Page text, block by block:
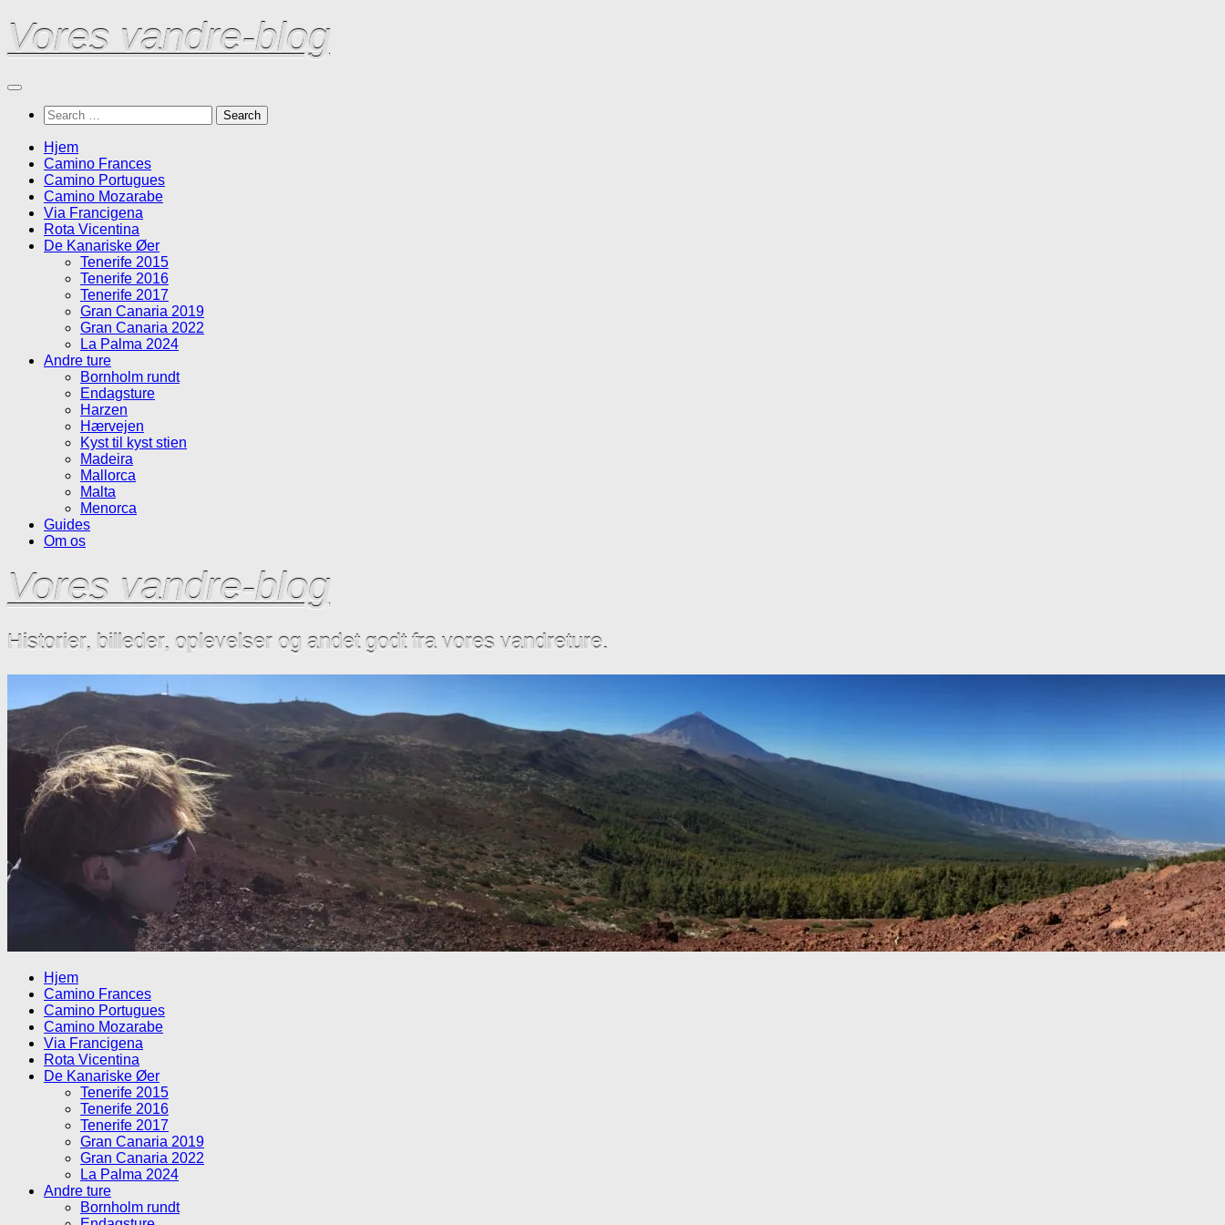
Skip
to
content
Vores vandre-blog
Search
for:
Hjem
Camino Frances
Camino Portugues
Camino Mozarabe
Via Francigena
Rota Vicentina
De Kanariske Øer
Tenerife 2015
Tenerife 2016
Tenerife 2017
Gran Canaria 2019
Gran Canaria 2022
La Palma 2024
Andre ture
Bornholm rundt
Endagsture
Harzen
Hærvejen
Kyst til kyst stien
Madeira
Mallorca
Malta
Menorca
Guides
Om os
Vores vandre-blog
Historier, billeder, oplevelser og andet godt fra vores vandreture.
Hjem
Camino Frances
Camino Portugues
Camino Mozarabe
Via Francigena
Rota Vicentina
De Kanariske Øer
Tenerife 2015
Tenerife 2016
Tenerife 2017
Gran Canaria 2019
Gran Canaria 2022
La Palma 2024
Andre ture
Bornholm rundt